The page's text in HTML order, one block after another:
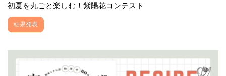
初夏を丸ごと楽しむ！紫陽花コンテスト
結果発表